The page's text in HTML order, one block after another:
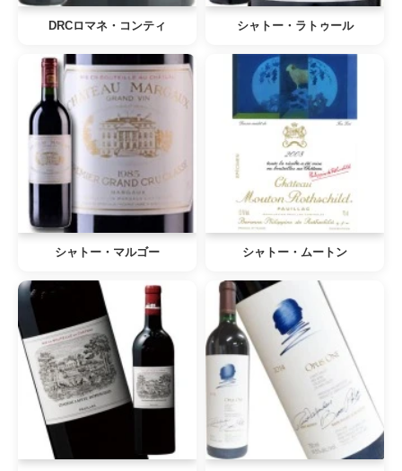
DRCロマネ・コンティ シャトー・ラトゥール
シャトー・マルゴー シャトー・ムートン